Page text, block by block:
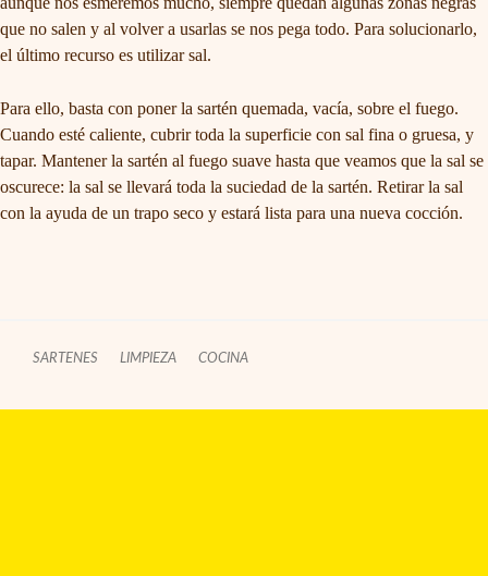
que no salen y al volver a usarlas se nos pega todo. Para solucionarlo,
el último recurso es utilizar sal.
Para ello, basta con poner la sartén quemada, vacía, sobre el fuego.
Cuando esté caliente, cubrir toda la superficie con sal fina o gruesa, y
tapar. Mantener la sartén al fuego suave hasta que veamos que la sal se
oscurece: la sal se llevará toda la suciedad de la sartén. Retirar la sal
con la ayuda de un trapo seco y estará lista para una nueva cocción.
SARTENES LIMPIEZA COCINA